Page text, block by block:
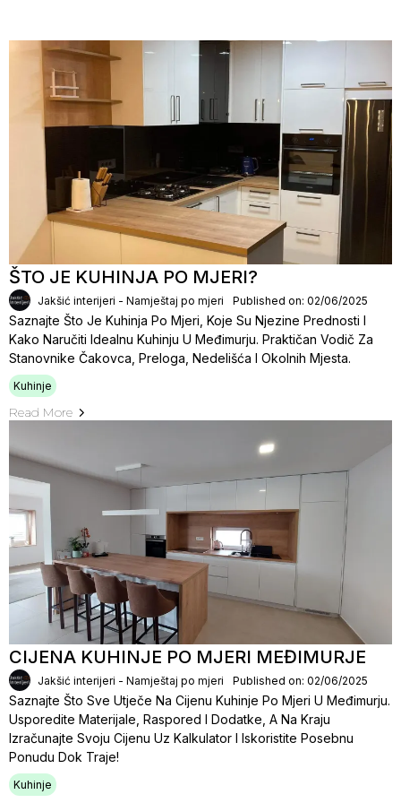
ŠTO JE KUHINJA PO MJERI?
Jakšić interijeri - Namještaj po mjeri Published on: 02/06/2025
Saznajte Što Je Kuhinja Po Mjeri, Koje Su Njezine Prednosti I
Kako Naručiti Idealnu Kuhinju U Međimurju. Praktičan Vodič Za
Stanovnike Čakovca, Preloga, Nedelišća I Okolnih Mjesta.
Kuhinje
Read More
CIJENA KUHINJE PO MJERI MEĐIMURJE
Jakšić interijeri - Namještaj po mjeri Published on: 02/06/2025
Saznajte Što Sve Utječe Na Cijenu Kuhinje Po Mjeri U Međimurju.
Usporedite Materijale, Raspored I Dodatke, A Na Kraju
Izračunajte Svoju Cijenu Uz Kalkulator I Iskoristite Posebnu
Ponudu Dok Traje!
Kuhinje